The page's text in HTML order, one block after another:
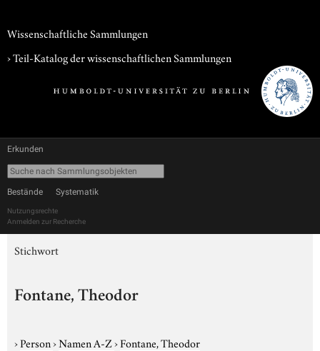
Wissenschaftliche Sammlungen
› Teil-Katalog der wissenschaftlichen Sammlungen
Erkunden
Bestände Systematik
Nutzungsrechte
Anmelden zur Recherche
Stichwort
Fontane, Theodor
›Person›Namen A-Z›Fontane, Theodor